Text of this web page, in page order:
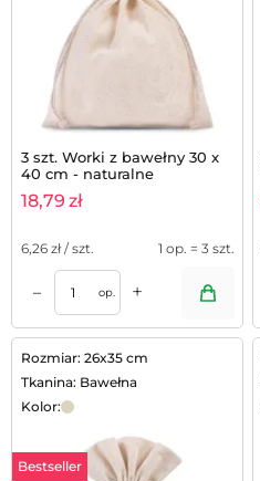
3 szt. Worki z bawełny 30 x
40 cm - naturalne
18,79 zł
6,26 zł / szt. 1 op. = 3 szt.
– op. +
Rozmiar: 26x35 cm
Tkanina: Bawełna
Kolor:
Bestseller